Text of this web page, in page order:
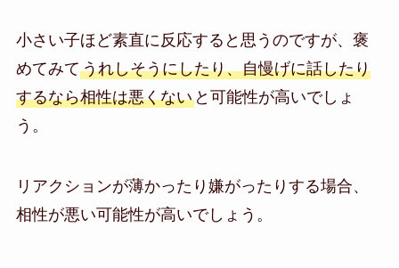
小さい子ほど素直に反応すると思うのですが、褒
めてみてうれしそうにしたり、自慢げに話したり
するなら相性は悪くないと可能性が高いでしょ
う。
リアクションが薄かったり嫌がったりする場合、
相性が悪い可能性が高いでしょう。